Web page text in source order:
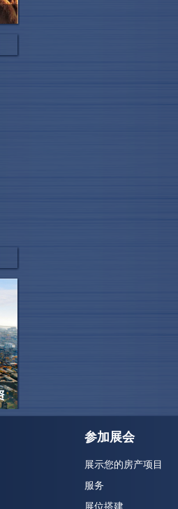
参加展会
展示您的房产项目
服务
展位搭建